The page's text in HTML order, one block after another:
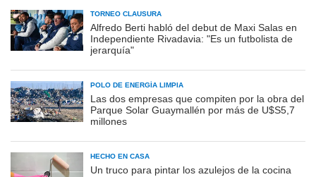
TORNEO CLAUSURA
Alfredo Berti habló del debut de Maxi Salas en
Independiente Rivadavia: "Es un futbolista de
jerarquía"
POLO DE ENERGÍA LIMPIA
Las dos empresas que compiten por la obra del
Parque Solar Guaymallén por más de U$S5,7
millones
HECHO EN CASA
Un truco para pintar los azulejos de la cocina